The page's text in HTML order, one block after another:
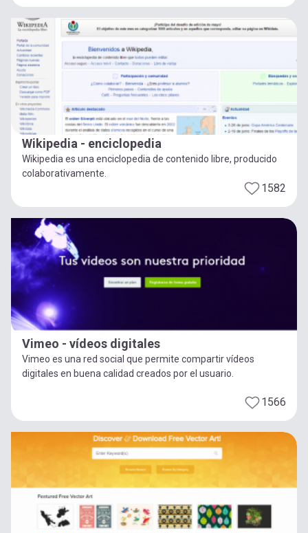
Wikipedia - enciclopedia
Wikipedia es una enciclopedia de contenido libre, producido
colaborativamente.
1582
Vimeo - vídeos digitales
Vimeo es una red social que permite compartir vídeos
digitales en buena calidad creados por el usuario.
1566